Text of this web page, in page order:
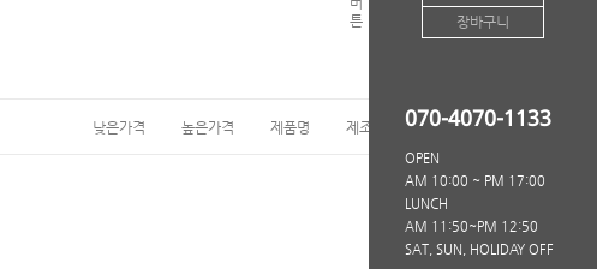
낮은가격 높은가격 제품명 제조사 인기도
장바구니
070-4070-1133
OPEN
AM 10:00 ~ PM 17:00
LUNCH
AM 11:50~PM 12:50
SAT, SUN, HOLIDAY OFF